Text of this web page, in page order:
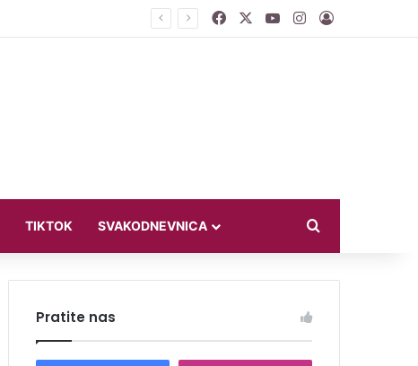
FacebookYouTubeInstagram
Log In
TIKTOK SVAKODNEVNICA
Pratite nas